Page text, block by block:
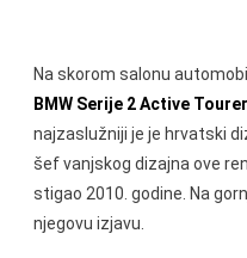
Na skorom salonu
BMW Serije 2 Active Tourer
najzaslužniji je je hrvatski
šef vanjskog dizajna ove
stigao 2010. godine. Na
njegovu izjavu.